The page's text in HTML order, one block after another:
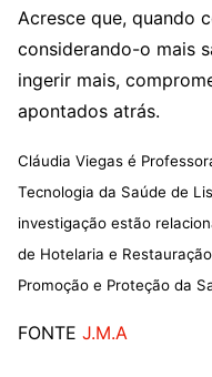
Acresce que, quando
considerando-o mais
ingerir mais,
apontados atrás.
Cláudia Viegas é
Tecnologia da Saúde de
investigação estão
de Hotelaria e
Promoção e Proteção da
FONTE J.M.A